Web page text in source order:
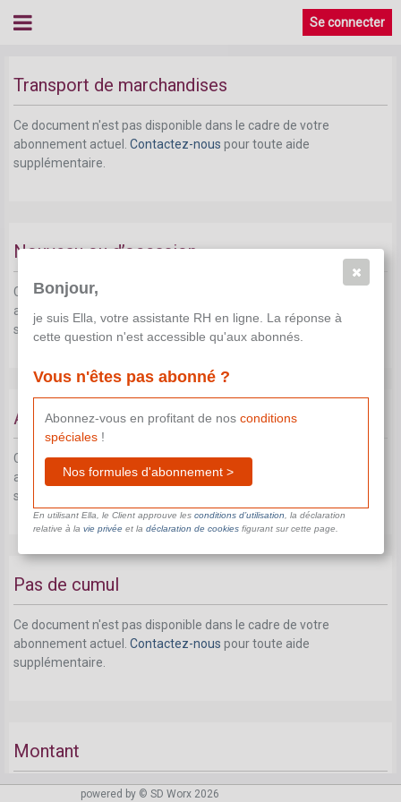
Se connecter
Transport de marchandises
Ce document n'est pas disponible dans le cadre de votre
abonnement actuel. Contactez-nous pour toute aide
supplémentaire.
Nouveau ou d’occasion
Ce document n'est pas disponible dans le cadre de votre
abonnement actuel.
Contactez-nous
pour toute aide
supplémentaire.
Activités en Wallonie
Ce document n'est pas disponible dans le cadre de votre
abonnement actuel.Contactez-nouspour toute aide
supplémentaire.
Pas de cumul
Ce document n'est pas disponible dans le cadre de votre
abonnement actuel. Contactez-nous pour toute aide
supplémentaire.
Montant
Ce document n'est pas disponible dans le cadre de votre
powered by © SD Worx 2026
Bonjour,
je suis Ella, votre assistante RH en ligne. La réponse à
cette question n'est accessible qu'aux abonnés.
Vous n'êtes pas abonné ?
Abonnez-vous en profitant de nos conditions
spéciales!
Nos formules d'abonnement >
En utilisant Ella, le Client approuve les conditions d’utilisation , la déclaration
relative à la vie privéeet la déclaration de cookiesfigurant sur cette page.